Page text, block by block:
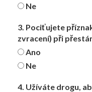
Ne
3. Pociťujete
zvracení) při
Ano
Ne
4. Užíváte drogu,